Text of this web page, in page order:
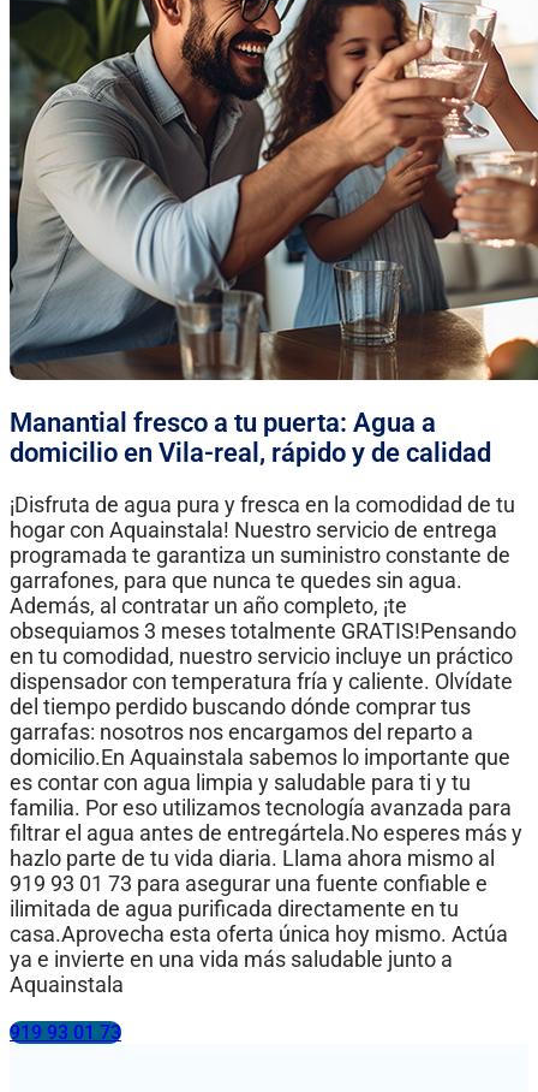
Manantial fresco a tu puerta: Agua a
domicilio en Vila-real, rápido y de calidad
¡Disfruta de agua pura y fresca en la comodidad de tu
hogar con Aquainstala! Nuestro servicio de entrega
programada te garantiza un suministro constante de
garrafones, para que nunca te quedes sin agua.
Además, al contratar un año completo, ¡te
obsequiamos 3 meses totalmente GRATIS!Pensando
en tu comodidad, nuestro servicio incluye un práctico
dispensador con temperatura fría y caliente. Olvídate
del tiempo perdido buscando dónde comprar tus
garrafas: nosotros nos encargamos del reparto a
domicilio.En Aquainstala sabemos lo importante que
es contar con agua limpia y saludable para ti y tu
familia. Por eso utilizamos tecnología avanzada para
filtrar el agua antes de entregártela.No esperes más y
hazlo parte de tu vida diaria. Llama ahora mismo al
919 93 01 73 para asegurar una fuente confiable e
ilimitada de agua purificada directamente en tu
casa.Aprovecha esta oferta única hoy mismo. Actúa
ya e invierte en una vida más saludable junto a
Aquainstala
919 93 01 73